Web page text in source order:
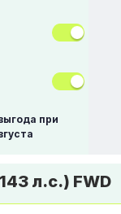
при
л.с.) FWD